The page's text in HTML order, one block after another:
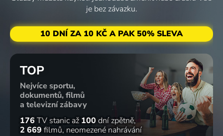
Zlatá klasika
BEST OF
MADONNA
Pop & Rock
BEST OF
ELVIS
BEST OF
XINDL
Zlatá klasika
TOP12
1980
Zlatá klasika
KOŤÁK
BEST OF
TOP12
je bez závazku.
10 DNÍ ZA 10 KČ A PAK 50% SLEVA
TOP
Nejvíce sportu,
dokumentů, filmů
a televizní zábavy
176 TV stanic až 100 dní zpětně
2 669 filmů neomezené nahrávání